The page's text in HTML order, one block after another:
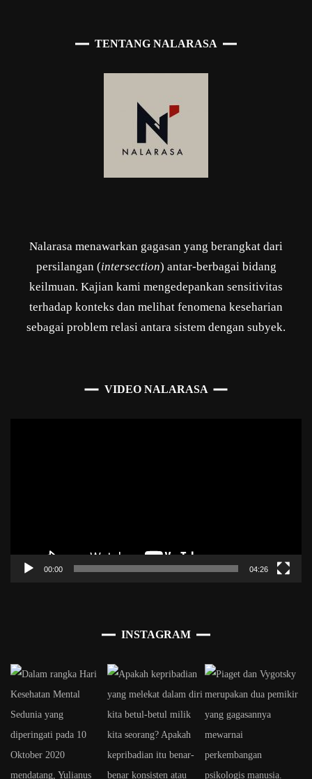
TENTANG NALARASA
Nalarasa menawarkan gagasan yang berangkat dari
persilangan (intersection) antar-berbagai bidang
keilmuan. Kajian kami mengedepankan sensitivitas
terhadap konteks dan melihat fenomena keseharian
sebagai problem relasi antara sistem dengan subyek.
VIDEO NALARASA
00:00 04:26
INSTAGRAM